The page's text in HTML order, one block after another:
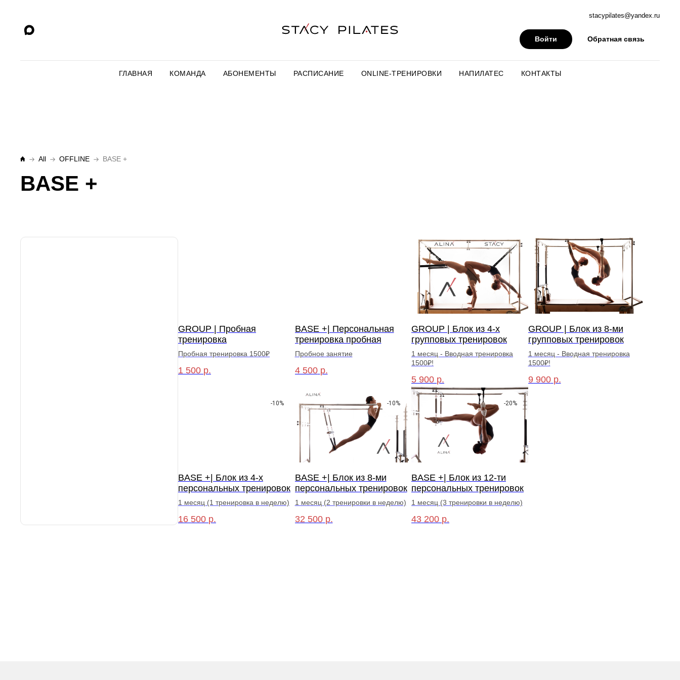
stacypilates@yandex.ru
Войти Обратная связь
ГЛАВНАЯ КОМАНДА АБОНЕМЕНТЫ РАСПИСАНИЕ ONLINE-ТРЕНИРОВКИ НАПИЛАТЕС КОНТАКТЫ
All OFFLINE BASE +
BASE +
GROUP | Пробная
тренировка
Пробная тренировка 1500₽
1 500 р.
BASE +| Персональная
тренировка пробная
Пробное занятие
4 500 р.
GROUP | Блок из 4-х
групповых тренировок
1 месяц - Вводная тренировка
1500₽!
5 900 р.
GROUP | Блок из 8-ми
групповых тренировок
1 месяц - Вводная тренировка
1500₽!
9 900 р.
-10%
BASE +| Блок из 4-х
персональных тренировок
1 месяц (1 тренировка в неделю)
16 500 р.
-10%
BASE +| Блок из 8-ми
персональных тренировок
1 месяц (2 тренировки в неделю)
32 500 р.
-20%
BASE +| Блок из 12-ти
персональных тренировок
1 месяц (3 тренировки в неделю)
43 200 р.